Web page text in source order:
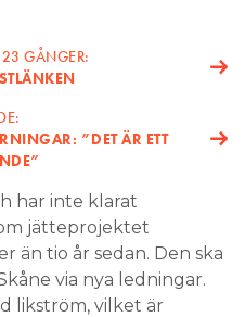
23 GÅNGER:
”DET ÄR ETT
har inte klarat
jätteprojektet
än tio år sedan. Den ska
via nya ledningar.
likström, vilket är